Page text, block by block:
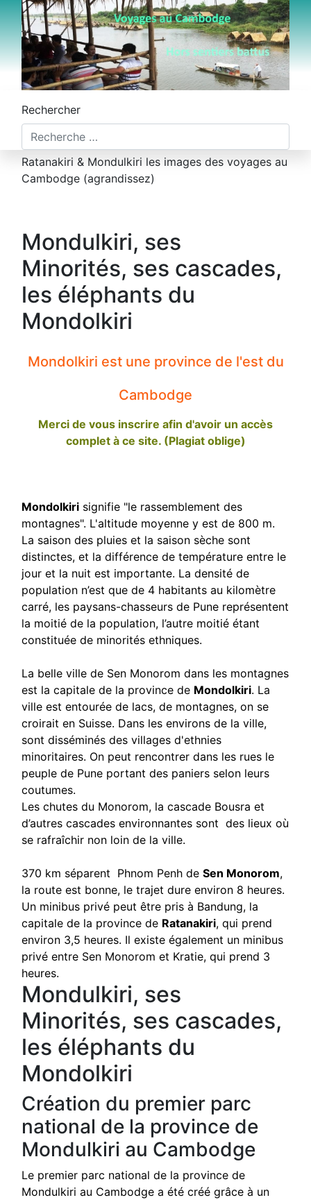
Rechercher
Ratanakiri & Mondulkiri les images des voyages au
Cambodge (agrandissez)
Mondulkiri, ses
Minorités, ses cascades,
les éléphants du
Mondolkiri
Mondolkiri est une province de l'est du
Cambodge
Merci de vous inscrire afin d'avoir un accès
complet à ce site. (Plagiat oblige)
Mondolkiri signifie "le rassemblement des
montagnes". L'altitude moyenne y est de 800 m.
La saison des pluies et la saison sèche sont
distinctes, et la différence de température entre le
jour et la nuit est importante. La densité de
population n’est que de 4 habitants au kilomètre
carré, les paysans-chasseurs de Pune représentent
la moitié de la population, l’autre moitié étant
constituée de minorités ethniques.
La belle ville de Sen Monorom dans les montagnes
est la capitale de la province de Mondolkiri. La
ville est entourée de lacs, de montagnes, on se
croirait en Suisse. Dans les environs de la ville,
sont disséminés des villages d'ethnies
minoritaires. On peut rencontrer dans les rues le
peuple de Pune portant des paniers selon leurs
coutumes.
Les chutes du Monorom, la cascade Bousra et
d’autres cascades environnantes sont des lieux où
se rafraîchir non loin de la ville.
370 km séparent Phnom Penh deSen Monorom,
la route est bonne, le trajet dure environ 8 heures.
Un minibus privé peut être pris à Bandung, la
capitale de la province de Ratanakiri, qui prend
environ 3,5 heures. Il existe également un minibus
privé entre Sen Monorom et Kratie, qui prend 3
heures.
Mondulkiri, ses
Minorités, ses cascades,
les éléphants du
Mondolkiri
Création du premier parc
national de la province de
Mondulkiri au Cambodge
Le premier parc national de la province de
Mondulkiri au Cambodge a été créé grâce à un